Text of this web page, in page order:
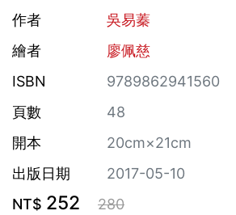
作者
吳易蓁
繪者
廖佩慈
ISBN
9789862941560
頁數
48
開本
20cm×21cm
出版日期
2017-05-10
NT$ 252 280